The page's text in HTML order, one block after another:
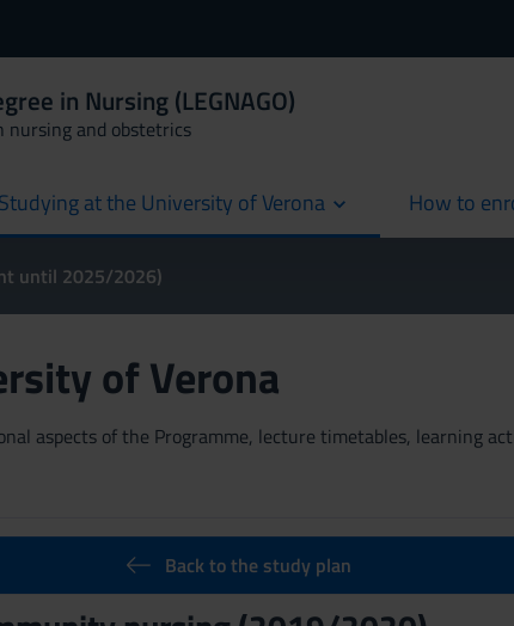
in Nursing (LEGNAGO)
nursing and obstetrics
Studying at the University of Verona How to
until 2025/2026)
of Verona
aspects of the Programme, lecture timetables, learning
Back to the study plan